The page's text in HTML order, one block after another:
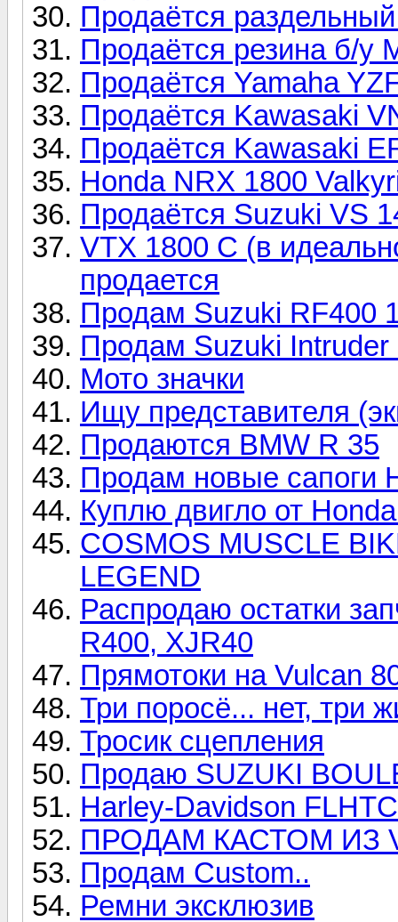
Продаётся
Продаётся резина б/у
Продаётся Yamaha
Продаётся Kawasaki
Продаётся Kawasaki
Honda NRX 1800
Продаётся Suzuki VS
VTX 1800 C (в
продается
Продам Suzuki RF400
Продам Suzuki Intruder
Мото значки
Ищу представителя
Продаются BMW R 35
Продам новые сапоги
Куплю двигло от
COSMOS MUSCLE
LEGEND
Распродаю остатки
R400, XJR40
Прямотоки на Vulcan
Три поросё... нет, три
Тросик сцепления
Продаю SUZUKI
Harley-Davidson
ПРОДАМ КАСТОМ ИЗ
Продам Custom..
Ремни эксклюзив